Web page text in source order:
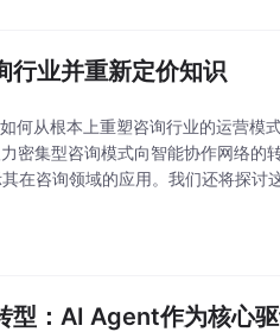
业并重新定价知识
从根本上重塑咨询行业的运营模
密集型咨询模式向智能协作网络的
在咨询领域的应用。我们还将探讨
：AI Agent作为核心